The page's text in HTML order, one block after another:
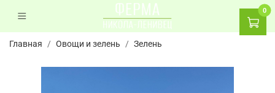
Главная Овощи и зелень Зелень
0